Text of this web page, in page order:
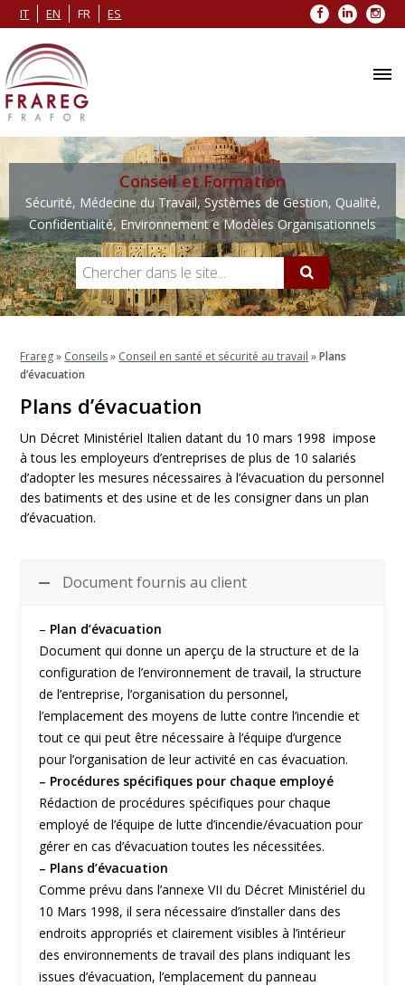
IT EN FR ES Facebook
LinkedIn
Conseil et Formation
Sécurité, Médecine du Travail, Systèmes de Gestion, Qualité,
Confidentialité, Environnement e Modèles Organisationnels
Frareg» Conseils» Conseil en santé et sécurité au travail »Plans
d’évacuation
Plans d’évacuation
Un Décret Ministériel Italien datant du 10 mars 1998 impose
à tous les employeurs d’entreprises de plus de 10 salariés
d’adopter les mesures nécessaires à l’évacuation du personnel
des batiments et des usine et de les consigner dans un plan
d’évacuation.
Document fournis au client
– Plan d’évacuation
Document qui donne un aperçu de la structure et de la
configuration de l’environnement de travail, la structure
de l’entreprise, l’organisation du personnel,
l’emplacement des moyens de lutte contre l’incendie et
tout ce qui peut être nécessaire à l’équipe d’urgence
pour l’organisation de leur activité en cas évacuation.
– Procédures spécifiques pour chaque employé
Rédaction de procédures spécifiques pour chaque
employé de l’équipe de lutte d’incendie/évacuation pour
gérer en cas d’évacuation toutes les nécessitées.
– Plans d’évacuation
Comme prévu dans l’annexe VII du Décret Ministériel du
10 Mars 1998, il sera nécessaire d’installer dans des
endroits appropriés et clairement visibles à l’intérieur
des environnements de travail des plans indiquant les
issues d’évacuation, l’emplacement du panneau